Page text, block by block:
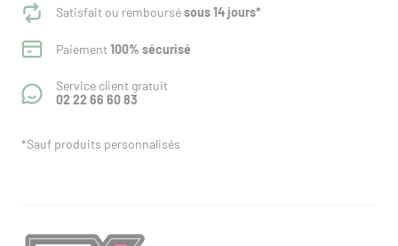
Satisfait ou remboursésous 14 jours*
Paiement100% sécurisé
Service client gratuit
02 22 66 60 83
*Sauf produits personnalisés